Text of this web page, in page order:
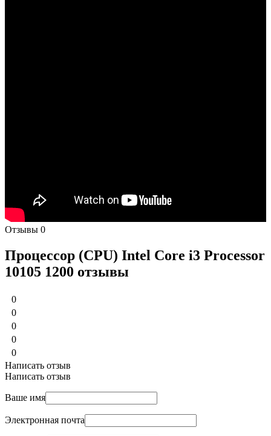
Отзывы 0
Процессор (CPU) Intel Core i3 Processor
10105 1200 отзывы
0
0
0
0
0
Написать отзыв
Написать отзыв
Ваше имя
Электронная почта